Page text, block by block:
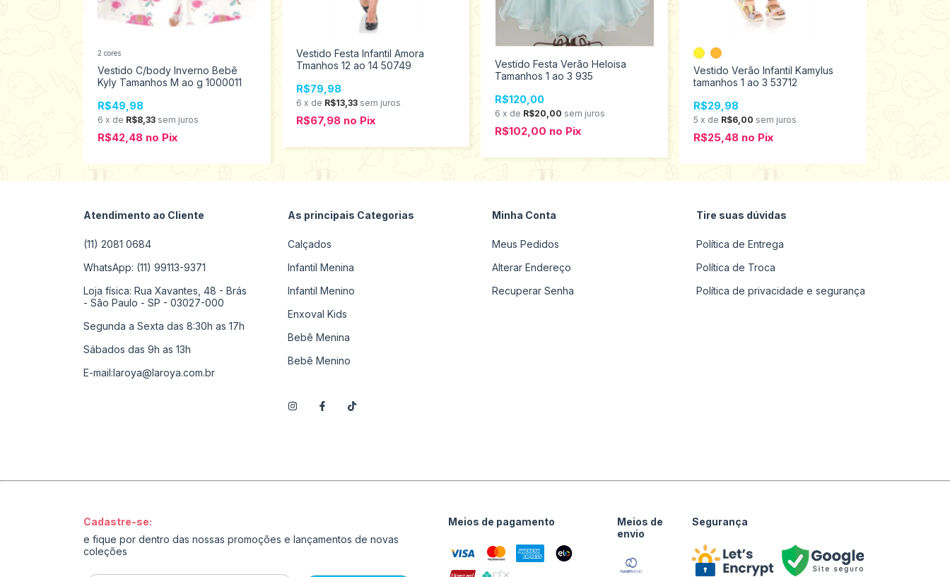
Vestido C/body Inverno Bebê
Kyly Tamanhos M ao g 1000011
R$49,98
6 x de R$8,33 sem juros
R$42,48 no Pix
2 cores
Vestido Festa Infantil Amora
Tmanhos 12 ao 14 50749
R$79,98
6 x de R$13,33 sem juros
R$67,98 no Pix
Vestido Festa Verão Heloisa
Tamanhos 1 ao 3 935
R$120,00
6 x de R$20,00 sem juros
R$102,00 no Pix
Vestido Verão Infantil Kamylus
tamanhos 1 ao 3 53712
R$29,98
5 x de R$6,00 sem juros
R$25,48 no Pix
Atendimento ao Cliente
(11) 2081 0684
WhatsApp: (11) 99113-9371
Loja física: Rua Xavantes, 48 - Brás
- São Paulo - SP - 03027-000
Segunda a Sexta das 8:30h as 17h
Sábados das 9h as 13h
E-mail:laroya@laroya.com.br
As principais Categorias
Calçados
Infantil Menina
Infantil Menino
Enxoval Kids
Bebê Menina
Bebê Menino
Minha Conta
Meus Pedidos
Alterar Endereço
Recuperar Senha
Tire suas dúvidas
Política de Entrega
Política de Troca
Política de privacidade e segurança
Cadastre-se:
e fique por dentro das nossas promoções e lançamentos de novas
coleções
Meios de pagamento
Meios de
envio
Segurança